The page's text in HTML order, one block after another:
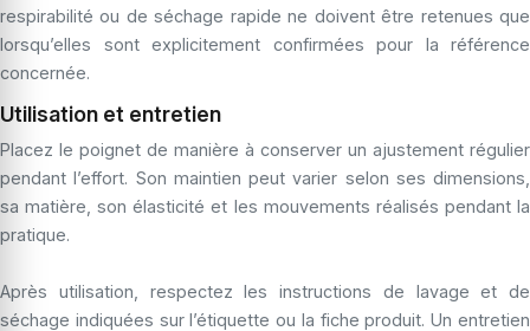
respirabilité ou de séchage rapide ne doivent être retenues que
lorsqu’elles sont explicitement confirmées pour la référence
concernée.
Utilisation et entretien
Placez le poignet de manière à conserver un ajustement régulier
pendant l’effort. Son maintien peut varier selon ses dimensions,
sa matière, son élasticité et les mouvements réalisés pendant la
pratique.
Après utilisation, respectez les instructions de lavage et de
séchage indiquées sur l’étiquette ou la fiche produit. Un entretien